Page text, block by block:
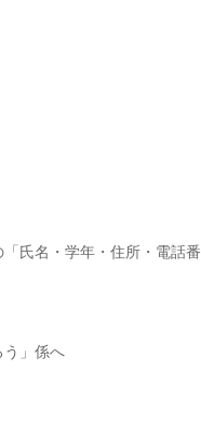
氏名・学年・住所・電話番
う」係へ